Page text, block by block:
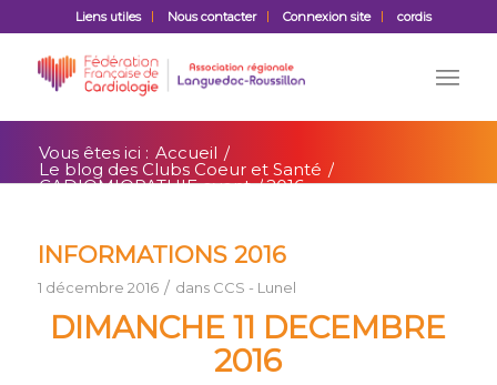
Liens utiles Nous contacter Connexion site cordis
Vous êtes ici : Accueil /
Le blog des Clubs Coeur et Santé /
CADIOMIOPATHIE event /2016
INFORMATIONS 2016
1 décembre 2016 / dans CCS - Lunel
DIMANCHE 11 DECEMBRE
2016